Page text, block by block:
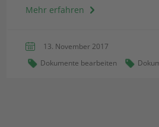
Mehr erfahren
13. November 2017
Dokumente bearbeiten